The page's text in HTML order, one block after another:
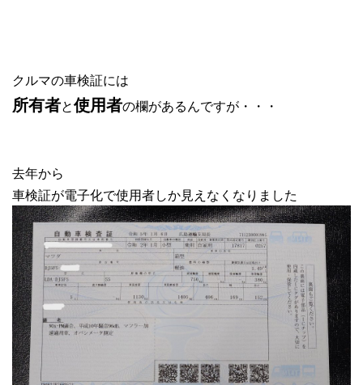
クルマの車検証には
所有者と使用者の欄があるんですが・・・
去年から
車検証が電子化で使用者しか見えなくなりました